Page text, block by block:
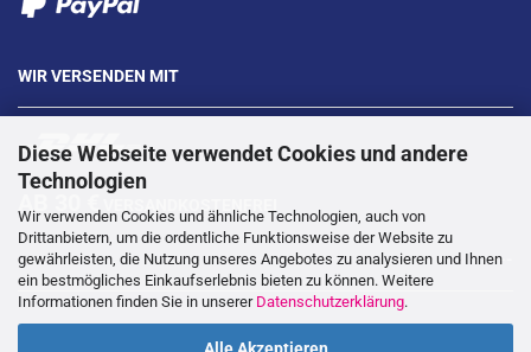
Diese Webseite verwendet Cookies und andere
Technologien
Wir verwenden Cookies und ähnliche Technologien, auch von
Drittanbietern, um die ordentliche Funktionsweise der Website zu
gewährleisten, die Nutzung unseres Angebotes zu analysieren und Ihnen
ein bestmögliches Einkaufserlebnis bieten zu können. Weitere
Informationen finden Sie in unserer Datenschutzerklärung.
Alle Akzeptieren
WIR VERSENDEN MIT
AB 30 €
---